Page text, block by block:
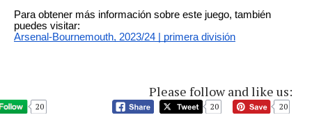
Para obtener más información sobre este juego, también
puedes visitar:
Arsenal-Bournemouth, 2023/24 | primera división
Please follow and like us:
20 20 20